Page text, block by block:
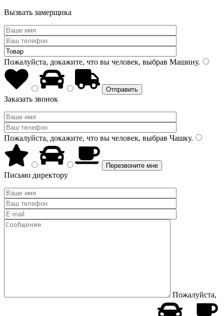
Вызвать замерщика
Пожалуйста, докажите, что вы человек, выбрав Машину.
Заказать звонок
Пожалуйста, докажите, что вы человек, выбрав Чашку.
Письмо директору
Пожалуйста,